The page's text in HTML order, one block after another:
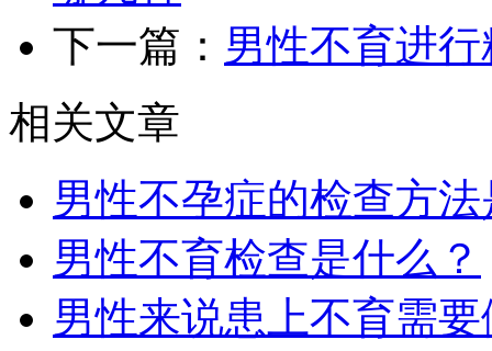
下一篇： 男性不育进
相关文章
男性不孕症的检查方
男性不育检查是什么？
男性来说患上不育需